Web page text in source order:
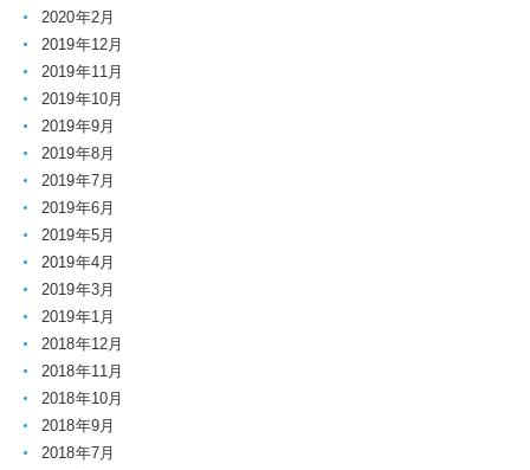
2020年2月
2019年12月
2019年11月
2019年10月
2019年9月
2019年8月
2019年7月
2019年6月
2019年5月
2019年4月
2019年3月
2019年1月
2018年12月
2018年11月
2018年10月
2018年9月
2018年7月